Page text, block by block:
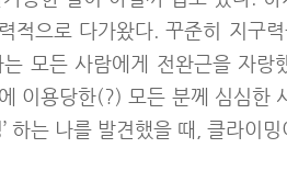
적으로 다가왔다. 꾸준히 지구
모든 사람에게 전완근을 자
이용당한(?) 모든 분께 심심한
하는 나를 발견했을 때, 클라이